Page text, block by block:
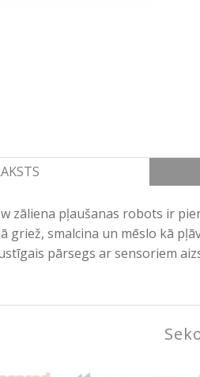
zāliena pļaušanas robots ir
griež, smalcina un mēslo kā
pārsegs ar sensoriem